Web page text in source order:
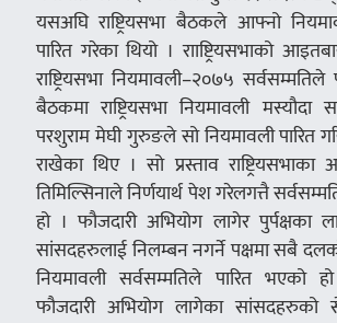
यसअघि राष्ट्रियसभा बैठकले आफ्नो
पारित गरेका थियो । रााष्ट्रियसभाको
राष्ट्रियसभा नियमावली–२०७५ सर्वसम्मतिले
बैठकमा राष्ट्रियसभा नियमावली मस्यौदा
परशुराम मेघी गुरुङले सो नियमावली पारित
राखेका थिए । सो प्रस्ताव राष्ट्रियसभाका
तिमिल्सिनाले निर्णयार्थ पेश गरेलगत्तै
हो । फौजदारी अभियोग लागेर पुर्पक्षका
सांसदहरुलाई निलम्बन नगर्ने पक्षमा सबै
नियमावली सर्वसम्मतिले पारित भएको
फौजदारी अभियोग लागेका सांसदहरुको